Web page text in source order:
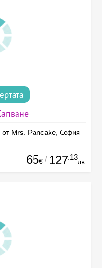
от Mrs. Pancake, София
65€ / 127.13
лв.